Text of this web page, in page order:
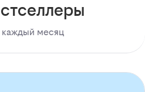
каждый месяц